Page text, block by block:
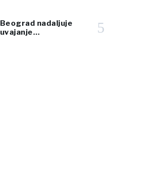
Beograd nadaljuje
uvajanje
5